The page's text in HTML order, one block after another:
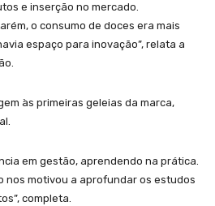
e inserção no mercado.
o consumo de doces era mais
espaço para inovação”, relata a
às primeiras geleias da marca,
em gestão, aprendendo na prática.
nos motivou a aprofundar os estudos
completa.